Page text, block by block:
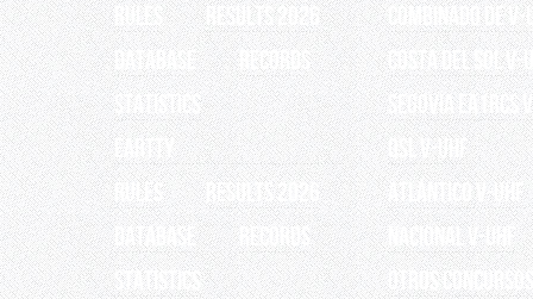
RULES
RESULTS 2026
Database
Records
Statistics
EARTTY
RULES
RESULTS 2026
Database
Records
Statistics
Combinado de V-
Costa del Sol V-
Segovia EA1RCS
QSL V-UHF
Atlántico V-UHF
Nacional V-UHF
OTROS CONCURSOS